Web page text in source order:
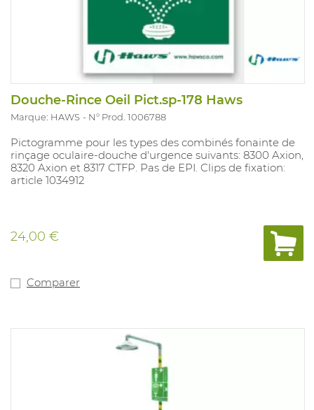
Douche-Rince Oeil Pict.sp-178 Haws
Marque: HAWS N° Prod. 1006788
Pictogramme pour les types des combinés fonainte de
rinçage oculaire-douche d'urgence suivants: 8300 Axion,
8320 Axion et 8317 CTFP. Pas de EPI. Clips de fixation:
article 1034912
24,00 €
Comparer